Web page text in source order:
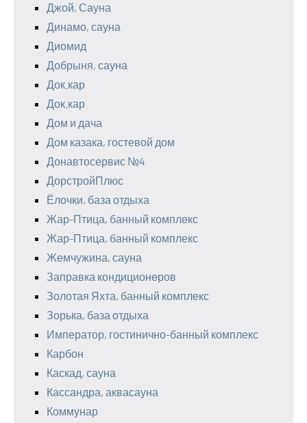
Джой, Сауна
Динамо, сауна
Диомид
Добрыня, сауна
Док.кар
Док.кар
Дом и дача
Дом казака, гостевой дом
Донавтосервис №4
ДорстройПлюс
Ёлочки, база отдыха
Жар-Птица, банный комплекс
Жар-Птица, банный комплекс
Жемчужина, сауна
Заправка кондиционеров
Золотая Яхта, банный комплекс
Зорька, база отдыха
Император, гостинично-банный комплекс
Карбон
Каскад, сауна
Кассандра, аквасауна
Коммунар